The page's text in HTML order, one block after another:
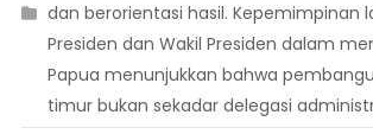
dan berorientasi hasil. Kepemimpinan
Presiden dan Wakil Presiden dalam
Papua menunjukkan bahwa
timur bukan sekadar delegasi